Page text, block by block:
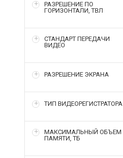
РАЗРЕШЕНИЕ ПО
ГОРИЗОНТАЛИ, ТВЛ
СТАНДАРТ ПЕРЕДАЧИ
ВИДЕО
РАЗРЕШЕНИЕ ЭКРАНА
ТИП ВИДЕОРЕГИСТРАТОРА
МАКСИМАЛЬНЫЙ ОБЪЕМ
ПАМЯТИ, ТБ